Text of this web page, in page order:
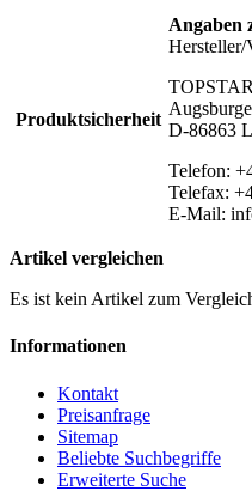
Produktsicherheit
Angaben
Hersteller/
D-86863
Telefon:
Telefax:
E-Mail:
Artikel vergleichen
Es ist kein Artikel zum
Informationen
Kontakt
Preisanfrage
Sitemap
Beliebte Suchbegriffe
Erweiterte Suche